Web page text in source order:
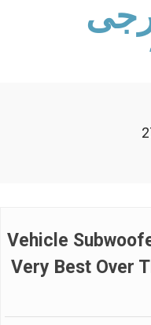
Vehicle
Very Best Over